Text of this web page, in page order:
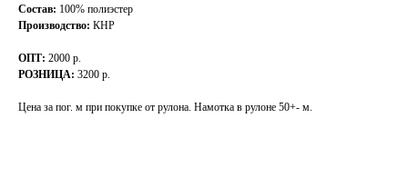
Состав: 100% полиэстер
Производство: КНР
ОПТ: 2000 р.
РОЗНИЦА: 3200 р.
Цена за пог. м при покупке от рулона. Намотка в рулоне 50+- м.